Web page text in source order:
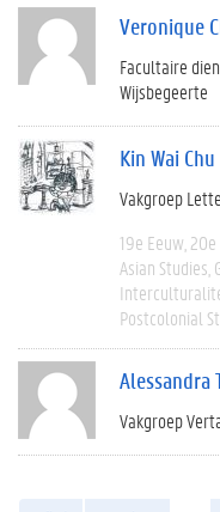
Veronique
Facultaire
Wijsbegeerte
Kin Wai Chu
Vakgroep
19e Eeuw 20e
Asian Studies
Postcolonial
Alessandra
Vakgroep